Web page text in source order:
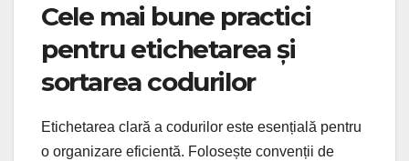
Cele mai bune practici
pentru etichetarea și
sortarea codurilor
Etichetarea clară a codurilor este esențială pentru
o organizare eficientă. Folosește convenții de